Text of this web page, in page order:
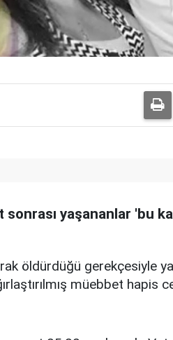
yaşananlar 'bu
öldürdüğü gerekçesiyle
müebbet hapis